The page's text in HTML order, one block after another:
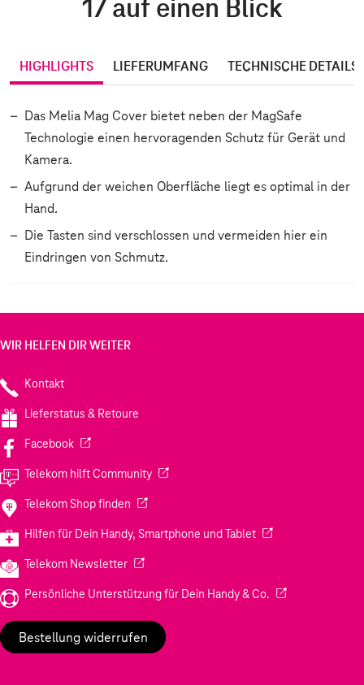
17 auf einen Blick
HIGHLIGHTS LIEFERUMFANG TECHNISCHE DETAILS
Das Melia Mag Cover bietet neben der MagSafe
Technologie einen hervoragenden Schutz für Gerät und
Kamera.
Aufgrund der weichen Oberfläche liegt es optimal in der
Hand.
Die Tasten sind verschlossen und vermeiden hier ein
Eindringen von Schmutz.
WIR HELFEN DIR WEITER
Kontakt
Lieferstatus & Retoure
Facebook(Wird in einem neuen Tab geöffnet)
Telekom hilft Community(Wird in einem neuen Tab geöffnet)
Telekom Shop finden (Wird in einem neuen Tab geöffnet)
Hilfen für Dein Handy, Smartphone und Tablet(Wird in einem
Telekom Newsletter(Wird in einem neuen Tab geöffnet)
Persönliche Unterstützung für Dein Handy & Co. (Wird in einem
Bestellung widerrufen